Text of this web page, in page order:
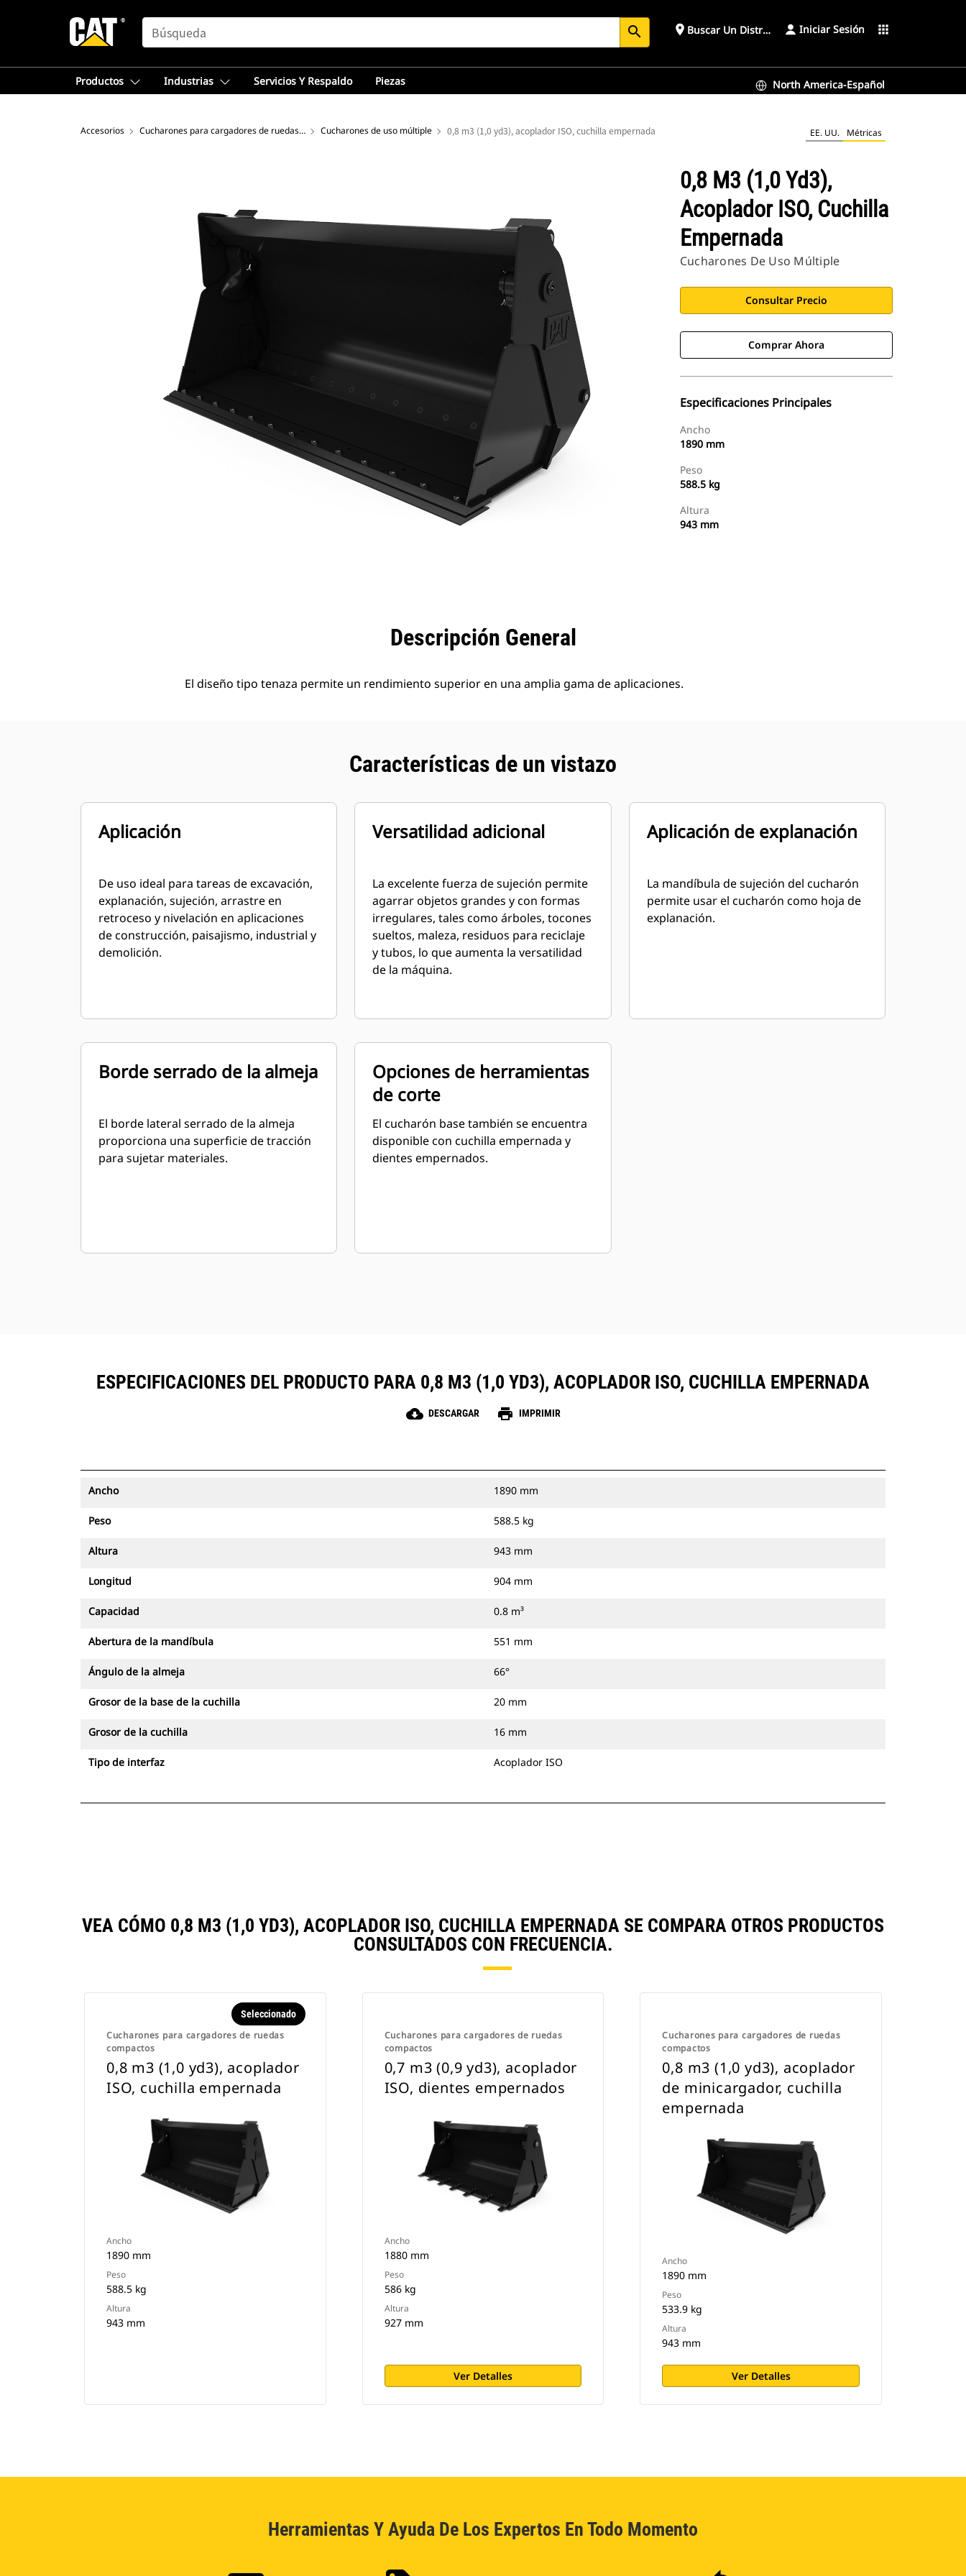
SEARCH search place Buscar Un Distribuidor Iniciar Sesión apps
Productos Industrias Servicios Y Respaldo Piezas North America-Español
Accesorios Cucharones para cargadores de ruedas compactos Cucharones de uso múltiple 0,8 m3 (1,0 yd3), acoplador ISO, cuchilla empernada EE. UU. Métricas
0,8 M3 (1,0 Yd3),
Acoplador ISO, Cuchilla
Empernada
Cucharones De Uso Múltiple
Consultar Precio
Comprar Ahora
Especificaciones Principales
Ancho
1890 mm
Peso
588.5 kg
Altura
943 mm
Descripción General
El diseño tipo tenaza permite un rendimiento superior en una amplia gama de aplicaciones.
Características de un vistazo
Aplicación
De uso ideal para tareas de excavación,
explanación, sujeción, arrastre en
retroceso y nivelación en aplicaciones
de construcción, paisajismo, industrial y
demolición.
Versatilidad adicional
La excelente fuerza de sujeción permite
agarrar objetos grandes y con formas
irregulares, tales como árboles, tocones
sueltos, maleza, residuos para reciclaje
y tubos, lo que aumenta la versatilidad
de la máquina.
Aplicación de explanación
La mandíbula de sujeción del cucharón
permite usar el cucharón como hoja de
explanación.
Borde serrado de la almeja
El borde lateral serrado de la almeja
proporciona una superficie de tracción
para sujetar materiales.
Opciones de herramientas
de corte
El cucharón base también se encuentra
disponible con cuchilla empernada y
dientes empernados.
ESPECIFICACIONES DEL PRODUCTO PARA 0,8 M3 (1,0 YD3), ACOPLADOR ISO, CUCHILLA EMPERNADA
cloud_download DESCARGAR print IMPRIMIR
Ancho 1890 mm
Peso 588.5 kg
Altura 943 mm
Longitud 904 mm
Capacidad 0.8 m³
Abertura de la mandíbula 551 mm
Ángulo de la almeja 66°
Grosor de la base de la cuchilla 20 mm
Grosor de la cuchilla 16 mm
Tipo de interfaz Acoplador ISO
VEA CÓMO 0,8 M3 (1,0 YD3), ACOPLADOR ISO, CUCHILLA EMPERNADA SE COMPARA OTROS PRODUCTOS
CONSULTADOS CON FRECUENCIA.
Cucharones para cargadores de ruedas
compactos
Seleccionado
0,8 m3 (1,0 yd3), acoplador
ISO, cuchilla empernada
Ancho
1890 mm
Peso
588.5 kg
Altura
943 mm
Cucharones para cargadores de ruedas
compactos
0,7 m3 (0,9 yd3), acoplador
ISO, dientes empernados
Ancho
1880 mm
Peso
586 kg
Altura
927 mm
Ver Detalles
Cucharones para cargadores de ruedas
compactos
0,8 m3 (1,0 yd3), acoplador
de minicargador, cuchilla
empernada
Ancho
1890 mm
Peso
533.9 kg
Altura
943 mm
Ver Detalles
Herramientas Y Ayuda De Los Expertos En Todo Momento